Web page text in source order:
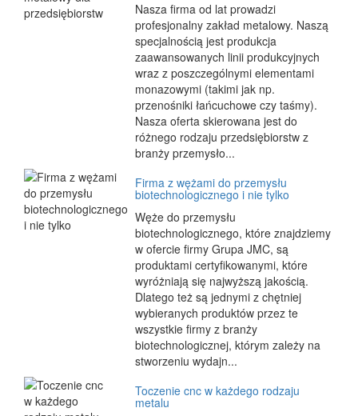
Nasza firma od lat prowadzi
profesjonalny zakład metalowy. Naszą
specjalnością jest produkcja
zaawansowanych linii produkcyjnych
wraz z poszczególnymi elementami
monazowymi (takimi jak np.
przenośniki łańcuchowe czy taśmy).
Nasza oferta skierowana jest do
różnego rodzaju przedsiębiorstw z
branży przemysło...
Firma z wężami do przemysłu
biotechnologicznego i nie tylko
Węże do przemysłu
biotechnologicznego, które znajdziemy
w ofercie firmy Grupa JMC, są
produktami certyfikowanymi, które
wyróżniają się najwyższą jakością.
Dlatego też są jednymi z chętniej
wybieranych produktów przez te
wszystkie firmy z branży
biotechnologicznej, którym zależy na
stworzeniu wydajn...
Toczenie cnc w każdego rodzaju
metalu